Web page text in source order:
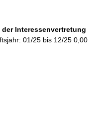
Interessenvertretung
01/25 bis 12/25 0,00